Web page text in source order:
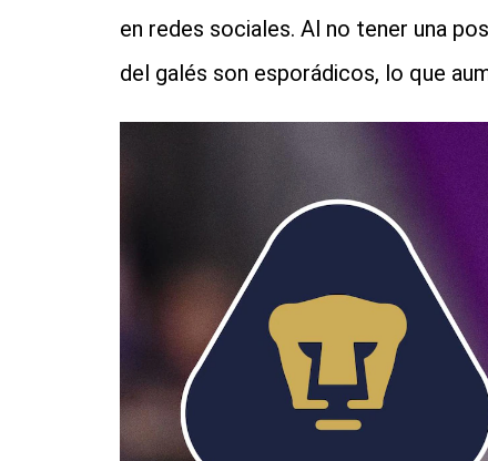
en redes sociales. Al no tener una
del galés son esporádicos, lo que